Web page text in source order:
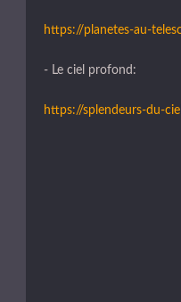
https://planetes-au-
- Le ciel profond:
https://splendeurs-du-